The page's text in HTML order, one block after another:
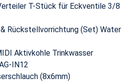
T-Stück für Eckventile 3/8
Rückstellvorrichtung (Set) Water
Aktivkohle Trinkwasser
IN12
(8x6mm)